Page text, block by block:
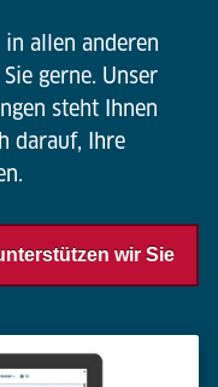
allen anderen
gerne. Unser
steht Ihnen
darauf, Ihre
wir Sie